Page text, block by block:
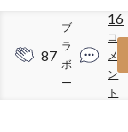
87
ブ
ラ
ボ
ー
16
コ
メ
ン
ト